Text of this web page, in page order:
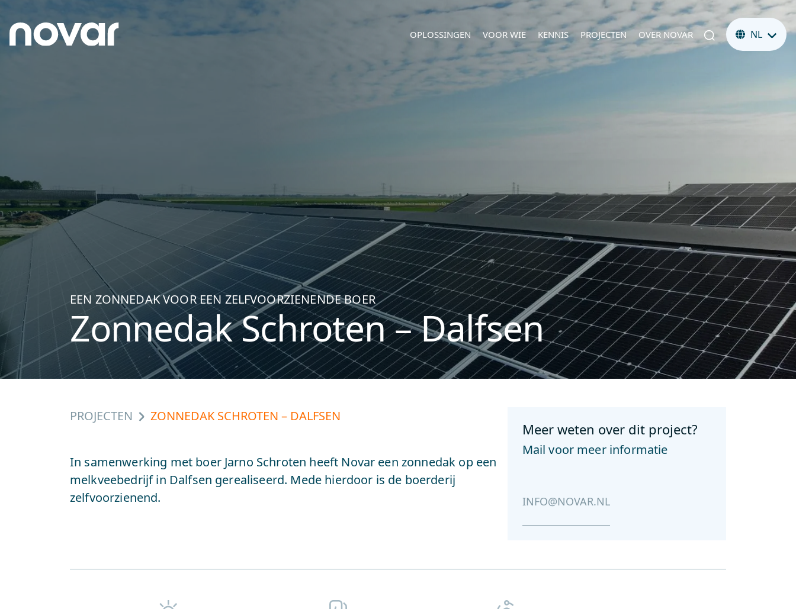
OPLOSSINGEN VOOR WIE KENNIS PROJECTEN OVER NOVAR NL
EEN ZONNEDAK VOOR EEN ZELFVOORZIENENDE BOER
Zonnedak Schroten – Dalfsen
PROJECTEN ZONNEDAK SCHROTEN – DALFSEN
In samenwerking met boer Jarno Schroten heeft Novar een zonnedak op een
melkveebedrijf in Dalfsen gerealiseerd. Mede hierdoor is de boerderij
zelfvoorzienend.
Meer weten over dit project?
Mail voor meer informatie
INFO@NOVAR.NL